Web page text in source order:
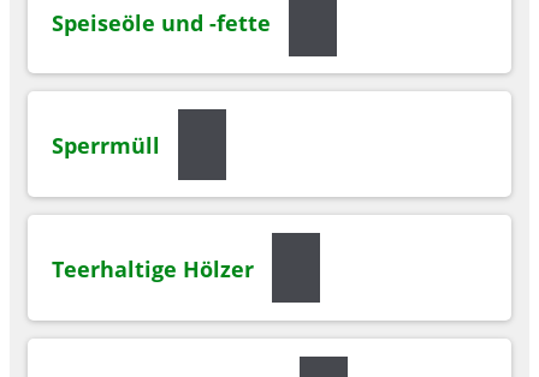
Speiseöle und -fette
Sperrmüll
Teerhaltige Hölzer